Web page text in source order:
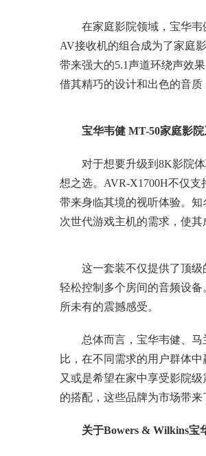
在家庭影院领域，宝华
AV接收机的组合成为了家庭
带来强大的5.1声道环绕声效
借其精巧的设计和出色的音质
宝华韦健 MT-50家庭影
对于想要升级到8K影院
想之选。AVR-X1700H不仅支
带来身临其境的视听体验。
次世代游戏主机的需求，使其
这一套装不仅提供了顶
轻松控制多个房间的音频设
所未有的震撼感受。
总体而言，宝华韦健、
比，在不同需求的用户群体
又或是希望在家中享受影院
的搭配，这些品牌为市场带
关于Bowers & Wilkins宝